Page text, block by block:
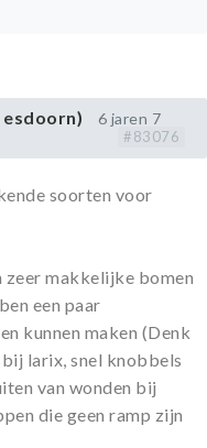
esdoorn)
6 jaren 7
#83076
soorten voor
zeer makkelijke bomen
een paar
kunnen maken (Denk
larix, snel knobbels
van wonden bij
die geen ramp zijn